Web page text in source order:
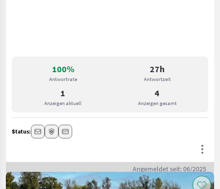
100%
Antwortrate
27h
Antwortzeit
1
Anzeigen aktuell
4
Anzeigen gesamt
Status:
Angemeldet seit: 06/2025